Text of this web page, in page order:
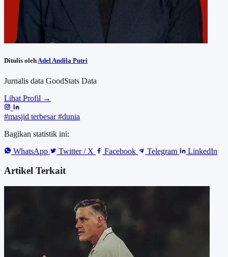
Ditulis olehAdel Andila Putri
Jurnalis data GoodStats Data
Lihat Profil →
#masjid terbesar#dunia
Bagikan statistik ini:
WhatsApp
Twitter / X Facebook Telegram LinkedIn
Artikel Terkait